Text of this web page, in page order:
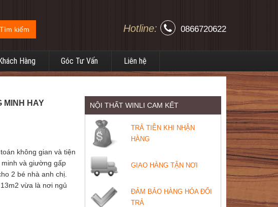
Tìm kiếm Hotline: 0866720622
Hàng Góc Tư Vấn Liên hệ
MINH HAY
không gian và tiện
và giường gấp
2 bé nhà anh chị.
vừa là nơi ngủ
NỘI THẤT WINLI CAM KẾT
TRẢ TIỀN KHI NHẬN
HÀNG
GIAO HÀNG TẬN NƠI
ĐẢM BẢO HÀNG HÓA ĐỔI
TRẢ